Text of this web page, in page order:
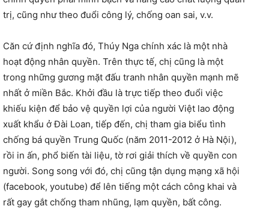
trị, cũng như theo đuổi công lý, chống oan sai, v.v.
Căn cứ định nghĩa đó, Thúy Nga chính xác là một nhà
hoạt động nhân quyền. Trên thực tế, chị cũng là một
trong những gương mặt đấu tranh nhân quyền mạnh mẽ
nhất ở miền Bắc. Khởi đầu là trực tiếp theo đuổi việc
khiếu kiện để bảo vệ quyền lợi của người Việt lao động
xuất khẩu ở Đài Loan, tiếp đến, chị tham gia biểu tình
chống bá quyền Trung Quốc (năm 2011-2012 ở Hà Nội),
rồi in ấn, phổ biến tài liệu, tờ rơi giải thích về quyền con
người. Song song với đó, chị cũng tận dụng mạng xã hội
(facebook, youtube) để lên tiếng một cách công khai và
rất gay gắt chống tham nhũng, lạm quyền, bất công.